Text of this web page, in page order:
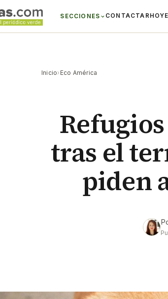
SECCIONES CONTACTAR
Inicio› Eco América
tras el
piden